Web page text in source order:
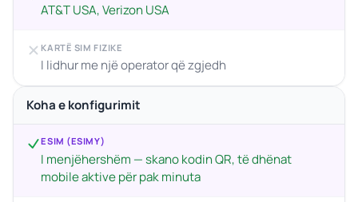
AT&T USA, Verizon USA
KARTË SIM FIZIKE
I lidhur me një operator që zgjedh
Koha e konfigurimit
ESIM (ESIMY)
I menjëhershëm — skano kodin QR, të dhënat
mobile aktive për pak minuta